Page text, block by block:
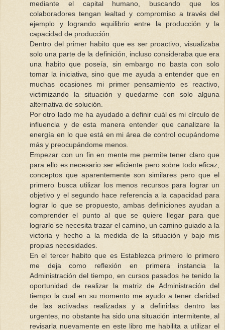
mediante el capital humano, buscando que los
colaboradores tengan lealtad y compromiso a través del
ejemplo y logrando equilibrio entre la producción y la
capacidad de producción.
Dentro del primer habito que es ser proactivo, visualizaba
solo una parte de la definición, incluso consideraba que era
una habito que poseía, sin embargo no basta con solo
tomar la iniciativa, sino que me ayuda a entender que en
muchas ocasiones mi primer pensamiento es reactivo,
victimizando la situación y quedarme con solo alguna
alternativa de solución.
Por otro lado me ha ayudado a definir cuál es mi círculo de
influencia y de esta manera entender que canalizare la
energía en lo que está en mi área de control ocupándome
más y preocupándome menos.
Empezar con un fin en mente me permite tener claro que
para ello es necesario ser eficiente pero sobre todo eficaz,
conceptos que aparentemente son similares pero que el
primero busca utilizar los menos recursos para lograr un
objetivo y el segundo hace referencia a la capacidad para
lograr lo que se propuesto, ambas definiciones ayudan a
comprender el punto al que se quiere llegar para que
lograrlo se necesita trazar el camino, un camino guiado a la
victoria y hecho a la medida de la situación y bajo mis
propias necesidades.
En el tercer habito que es Establezca primero lo primero
me deja como reflexión en primera instancia la
Administración del tiempo, en cursos pasados he tenido la
oportunidad de realizar la matriz de Administración del
tiempo la cual en su momento me ayudo a tener claridad
de las activadas realizadas y a definirlas dentro las
urgentes, no obstante ha sido una situación intermitente, al
revisarla nuevamente en este libro me habilita a utilizar el